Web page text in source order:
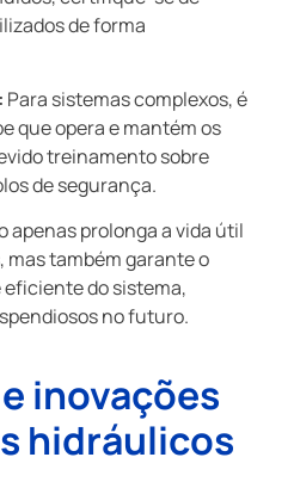
de forma
Para sistemas complexos, é
que opera e mantém os
treinamento sobre
de segurança.
apenas prolonga a vida útil
também garante o
do sistema,
no futuro.
inovações
hidráulicos